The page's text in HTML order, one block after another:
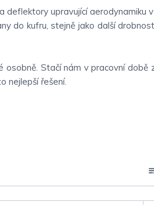
a deflektory upravující aerodynamiku
do kufru, stejně jako další
Stačí nám v pracovní době
nejlepší řešení.